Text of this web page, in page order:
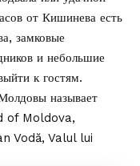
от Кишинева есть
замковые
и небольшие
к гостям.
называет
of Moldova,
Vodă, Valul lui